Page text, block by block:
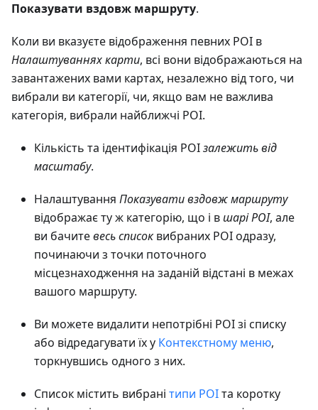
Показувати вздовж маршруту.
Коли ви вказуєте відображення певних POI в
Налаштуваннях карти, всі вони відображаються на
завантажених вами картах, незалежно від того, чи
вибрали ви категорії, чи, якщо вам не важлива
категорія, вибрали найближчі POI.
Кількість та ідентифікація POIзалежить від
масштабу.
Налаштування Показувати вздовж маршруту
відображає ту ж категорію, що і в шарі POI, але
ви бачитевесь списоквибраних POI одразу,
починаючи з точки поточного
місцезнаходження на заданій відстані в межах
вашого маршруту.
Ви можете видалити непотрібні POI зі списку
або відредагувати їх у Контекстному меню,
торкнувшись одного з них.
Список містить вибрані типи POIта коротку